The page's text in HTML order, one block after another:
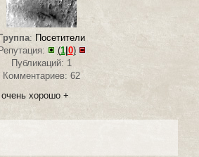
Группа: Посетители
Репутация:
(1| 0)
Публикаций: 1
Комментариев: 62
хорошо +